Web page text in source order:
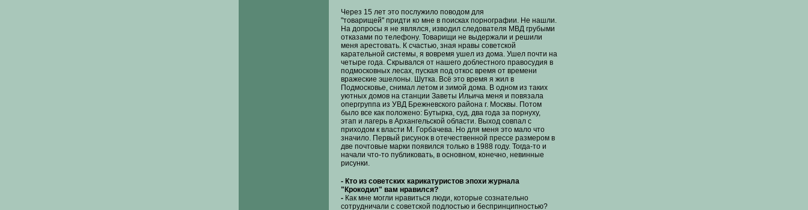
Через 15 лет это послужило поводом для
"товарищей" придти ко мне в поисках порнографии. Не нашли.
На допросы я не являлся, изводил следователя МВД грубыми
отказами по телефону. Товарищи не выдержали и решили
меня арестовать. К счастью, зная нравы советской
карательной системы, я вовремя ушел из дома. Ушел почти на
четыре года. Скрывался от нашего доблестного правосудия в
подмосковных лесах, пуская под откос время от времени
вражеские эшелоны. Шутка. Всё это время я жил в
Подмосковье, снимал летом и зимой дома. В одном из таких
уютных домов на станции Заветы Ильича меня и повязала
опергруппа из УВД Брежневского района г. Москвы. Потом
было все как положено: Бутырка, суд, два года за порнуху,
этап и лагерь в Архангельской области. Выход совпал с
приходом к власти М. Горбачева. Но для меня это мало что
значило. Первый рисунок в отечественной прессе размером в
две почтовые марки появился только в 1988 году. Тогда-то и
начали что-то публиковать, в основном, конечно, невинные
рисунки.
- Кто из советских карикатуристов эпохи журнала
"Крокодил" вам нравился?
- Как мне могли нравиться люди, которые сознательно
сотрудничали с советской подлостью и беспринципностью?